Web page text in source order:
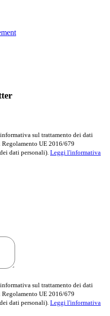
sul trattamento dei dati
Regolamento UE 2016/679
dati personali). Leggi l'informativa
sul trattamento dei dati
Regolamento UE 2016/679
dati personali). Leggi l'informativa